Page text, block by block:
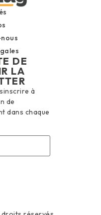
DE
LA
à
de
dans chaque